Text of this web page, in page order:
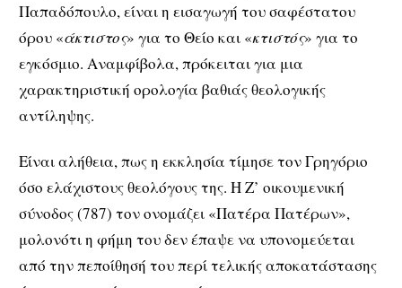
Παπαδόπουλο, είναι η εισαγωγή του σαφέστατου
όρου «άκτιστος» για το Θείο και «κτιστός» για το
εγκόσμιο. Αναμφίβολα, πρόκειται για μια
χαρακτηριστική ορολογία βαθιάς θεολογικής
αντίληψης.
Είναι αλήθεια, πως η εκκλησία τίμησε τον Γρηγόριο
όσο ελάχιστους θεολόγους της. Η Ζ’ οικουμενική
σύνοδος (787) τον ονομάζει «Πατέρα Πατέρων»,
μολονότι η φήμη του δεν έπαψε να υπονομεύεται
από την πεποίθησή του περί τελικής αποκατάστασης